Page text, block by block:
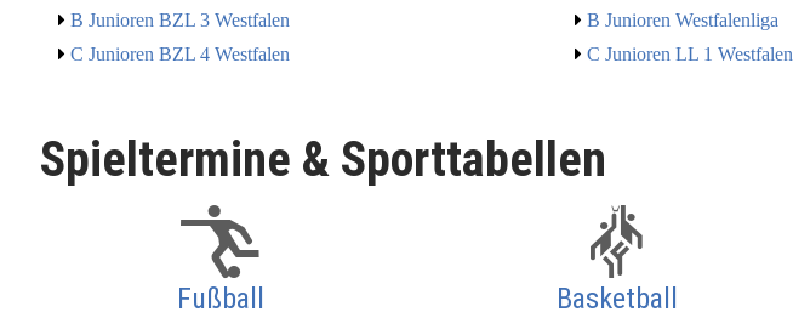
B Junioren BZL 3 Westfalen
B Junioren Westfalenliga
C Junioren BZL 4 Westfalen
C Junioren LL 1 Westfalen
Spieltermine & Sporttabellen
Fußball Basketball